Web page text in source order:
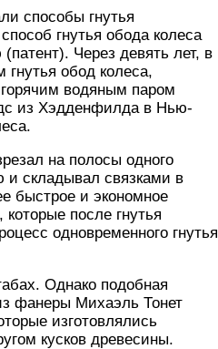
способы гнутья
гнутья обода колеса
Через девять лет, в
гнутья обод колеса,
водяным паром
из Хэдденфилда в Нью-
на полосы одного
и складывал связками в
быстрое и экономное
после гнутья
одновременного гнутья
Однако подобная
фанеры Михаэль Тонет
изготовлялись
кусков древесины.